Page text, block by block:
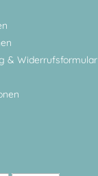
& Widerrufsformular